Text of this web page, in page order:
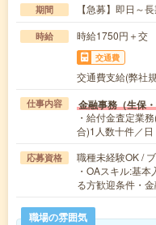
期間 【急募】即日～
時給 時給1750円＋交
交通費
交通費支給(弊社
仕事内容 金融事務（生保
・給付金査定業
合)1人数十件／
応募資格
職種未経験OK /
・OAスキル:基
る方歓迎条件・
職場の雰囲気